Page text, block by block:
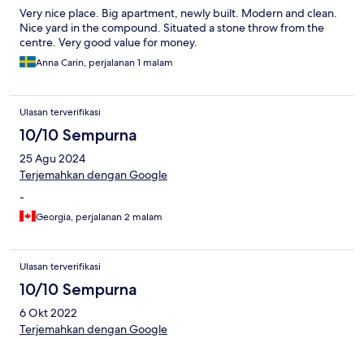
Very nice place. Big apartment, newly built. Modern and clean.
Nice yard in the compound. Situated a stone throw from the
centre. Very good value for money.
Anna Carin, perjalanan 1 malam
Ulasan terverifikasi
10/10 Sempurna
25 Agu 2024
Terjemahkan dengan Google
-
Georgia, perjalanan 2 malam
Ulasan terverifikasi
10/10 Sempurna
6 Okt 2022
Terjemahkan dengan Google